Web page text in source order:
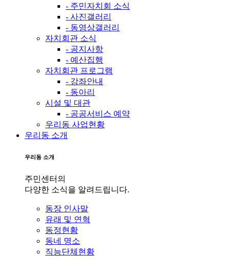
- 주민자치회 소식
- 사진갤러리
- 동영상갤러리
자치회관 소식
- 공지사항
- 예산집행
자치회관 프로그램
- 강좌안내
- 동아리
시설 및 대관
- 공공서비스 예약
우리동 사업현황
우리동 소개
우리동 소개
주민센터의
다양한 소식을 알려드립니다.
동장 인사말
유래 및 연혁
동정현황
동네 명소
직능단체현황